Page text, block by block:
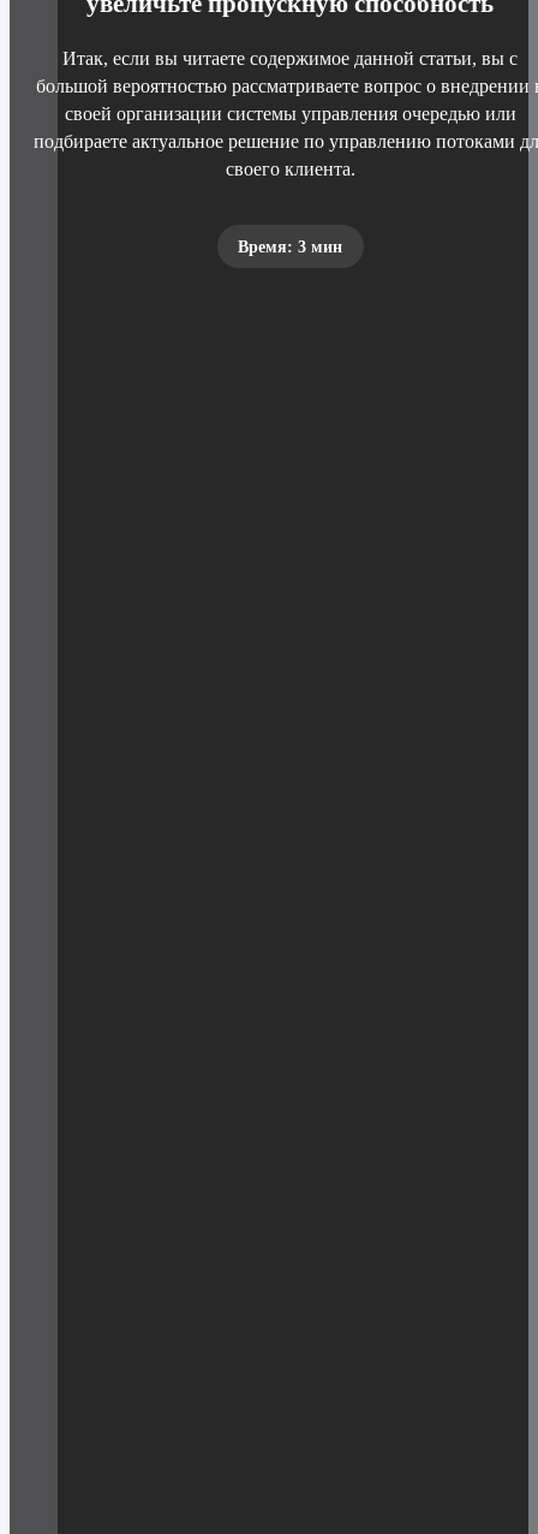
Итак, если вы читаете содержимое данной статьи, вы с
большой вероятностью рассматриваете вопрос о внедрении
своей организации системы управления очередью или
подбираете актуальное решение по управлению потоками
своего клиента.
Время: 3 мин